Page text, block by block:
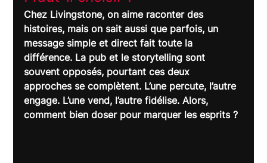
Chez Livingstone, on aime raconter des
histoires, mais on sait aussi que parfois, un
message simple et direct fait toute la
différence. La pub et le storytelling sont
souvent opposés, pourtant ces deux
approches se complètent. L’une percute, l’autre
engage. L’une vend, l’autre fidélise. Alors,
comment bien doser pour marquer les esprits ?